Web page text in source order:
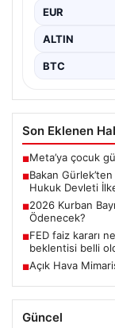
Adalet
dönemi
EUR
ALTIN
BTC
Son Eklenen
■Meta’ya çocuk
■Bakan
Hukuk Devleti
■2026 Kurban
Ödenecek?
■FED faiz kararı
beklentisi belli
■Açık Hava
Güncel